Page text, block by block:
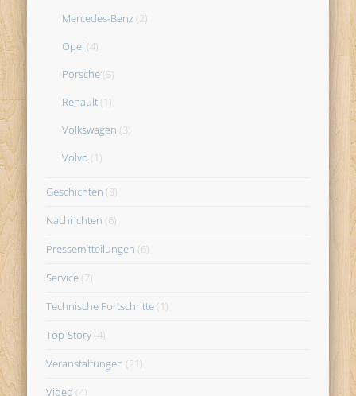
Mercedes-Benz (2)
Opel (4)
Porsche (5)
Renault (1)
Volkswagen (3)
Volvo (1)
Geschichten (8)
Nachrichten (6)
Pressemitteilungen (6)
Service (7)
Technische Fortschritte (1)
Top-Story (4)
Veranstaltungen (21)
Video (4)